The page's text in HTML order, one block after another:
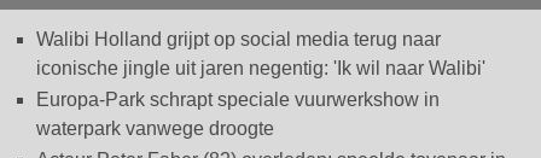
Walibi Holland grijpt op social media terug naar
iconische jingle uit jaren negentig: 'Ik wil naar Walibi'
Europa-Park schrapt speciale vuurwerkshow in
waterpark vanwege droogte